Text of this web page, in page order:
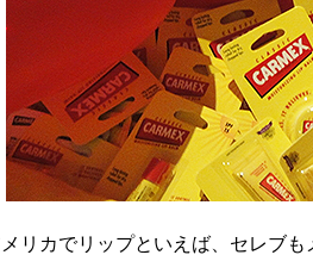
リカでリップといえば、セレブ